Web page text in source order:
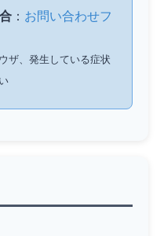
： お問い合わせフ
ザ、発生している症状